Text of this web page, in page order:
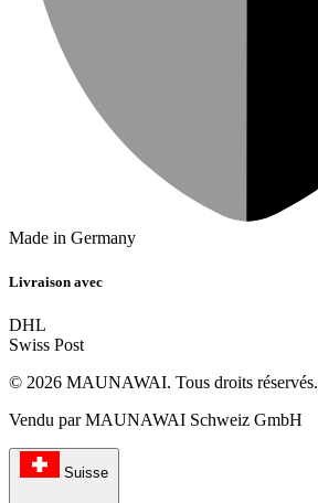
Made in Germany
Livraison avec
DHL
Swiss Post
© 2026 MAUNAWAI. Tous droits réservés.
Vendu par MAUNAWAI Schweiz GmbH
Suisse